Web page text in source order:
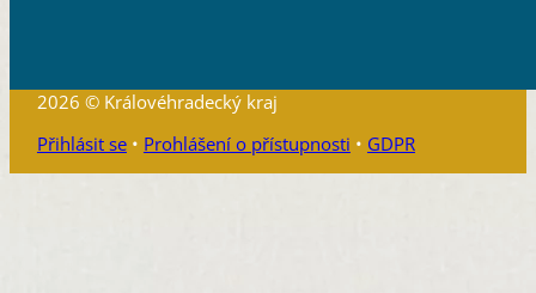
2026 © Královéhradecký kraj
Přihlásit se• Prohlášení o přístupnosti • GDPR